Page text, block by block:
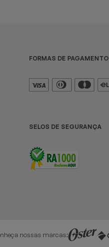
FORMAS DE PAGAMENTO
SELOS DE SEGURANÇA
nossas marcas: